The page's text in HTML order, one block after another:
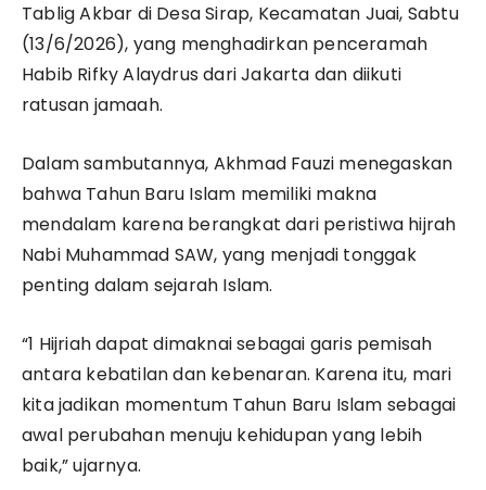
Tablig Akbar di Desa Sirap, Kecamatan Juai, Sabtu
(13/6/2026), yang menghadirkan penceramah
Habib Rifky Alaydrus dari Jakarta dan diikuti
ratusan jamaah.
Dalam sambutannya, Akhmad Fauzi menegaskan
bahwa Tahun Baru Islam memiliki makna
mendalam karena berangkat dari peristiwa hijrah
Nabi Muhammad SAW, yang menjadi tonggak
penting dalam sejarah Islam.
“1 Hijriah dapat dimaknai sebagai garis pemisah
antara kebatilan dan kebenaran. Karena itu, mari
kita jadikan momentum Tahun Baru Islam sebagai
awal perubahan menuju kehidupan yang lebih
baik,” ujarnya.